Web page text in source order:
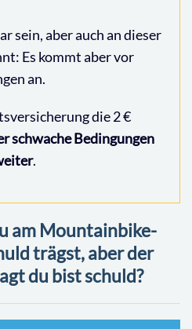
sein, aber auch an dieser
Es kommt aber vor
an.
die 2 €
schwache Bedingungen
.
am Mountainbike-
trägst, aber der
du bist schuld?